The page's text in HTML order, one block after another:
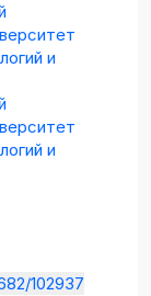
и
и
102937